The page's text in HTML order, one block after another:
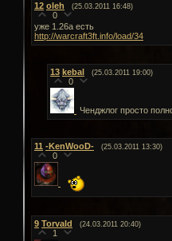
12 oleh (25.03.2011 16:48)
0
уже 1.26а есть
http://warcraft3ft.info/load/34
13 kebal (25.03.2011 19:00)
0
Ченджлог просто
11 -KenWooD- (25.03.2011 13:30)
0
9 Torvald (24.03.2011 20:40)
1